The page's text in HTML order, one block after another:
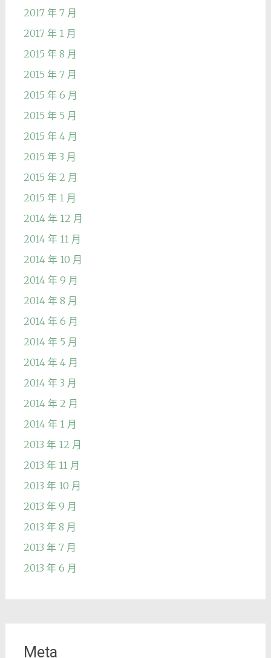
2017 年 7 月
2017 年 1 月
2015 年 8 月
2015 年 7 月
2015 年 6 月
2015 年 5 月
2015 年 4 月
2015 年 3 月
2015 年 2 月
2015 年 1 月
2014 年 12 月
2014 年 11 月
2014 年 10 月
2014 年 9 月
2014 年 8 月
2014 年 6 月
2014 年 5 月
2014 年 4 月
2014 年 3 月
2014 年 2 月
2014 年 1 月
2013 年 12 月
2013 年 11 月
2013 年 10 月
2013 年 9 月
2013 年 8 月
2013 年 7 月
2013 年 6 月
Meta